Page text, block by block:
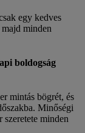
egy kedves
minden
boldogság
mintás bögrét, és
Minőségi
minden